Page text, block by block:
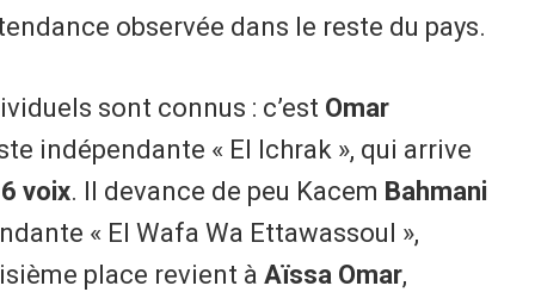
observée dans le reste du pays.
sont connus : c’est Omar
indépendante « El Ichrak », qui arrive
voix. Il devance de peu Kacem Bahmani
« El Wafa Wa Ettawassoul »,
place revient à Aïssa Omar,